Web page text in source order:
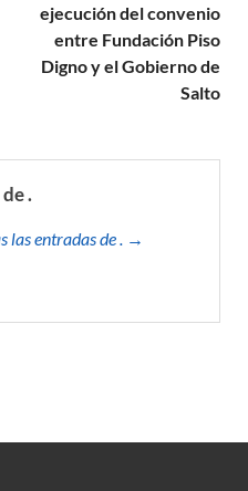
ejecución del convenio
entre Fundación Piso
Digno y el Gobierno de
Salto
.
las entradas de . →